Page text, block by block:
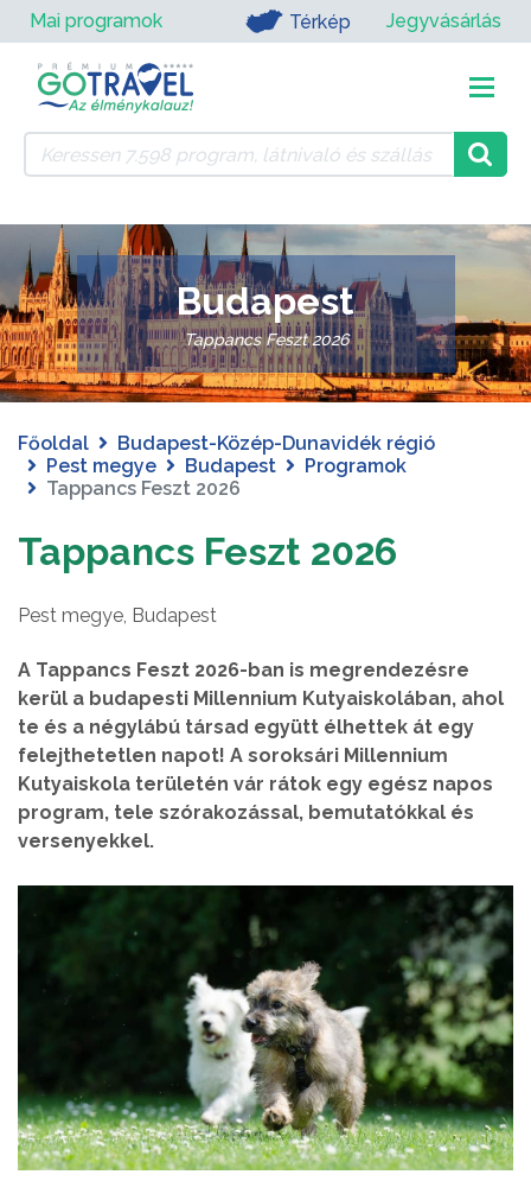
Mai programok Térkép Jegyvásárlás
Budapest
Tappancs Feszt 2026
Főoldal
Budapest-Közép-Dunavidék régió
Pest megye
Budapest
Programok
Tappancs Feszt 2026
Tappancs Feszt 2026
Pest megye, Budapest
A Tappancs Feszt 2026-ban is megrendezésre
kerül a budapesti Millennium Kutyaiskolában, ahol
te és a négylábú társad együtt élhettek át egy
felejthetetlen napot! A soroksári Millennium
Kutyaiskola területén vár rátok egy egész napos
program, tele szórakozással, bemutatókkal és
versenyekkel.